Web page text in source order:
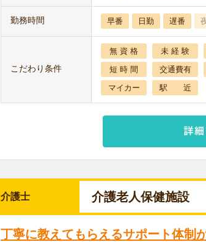
勤務時間 早番 日勤 遅番
こだわり条件
無 資 格 未 経 験
短 時 間
交通費有
マイカー
駅 近
介護士 介護老人保健施設
丁寧に教えてもらえるサポート体制